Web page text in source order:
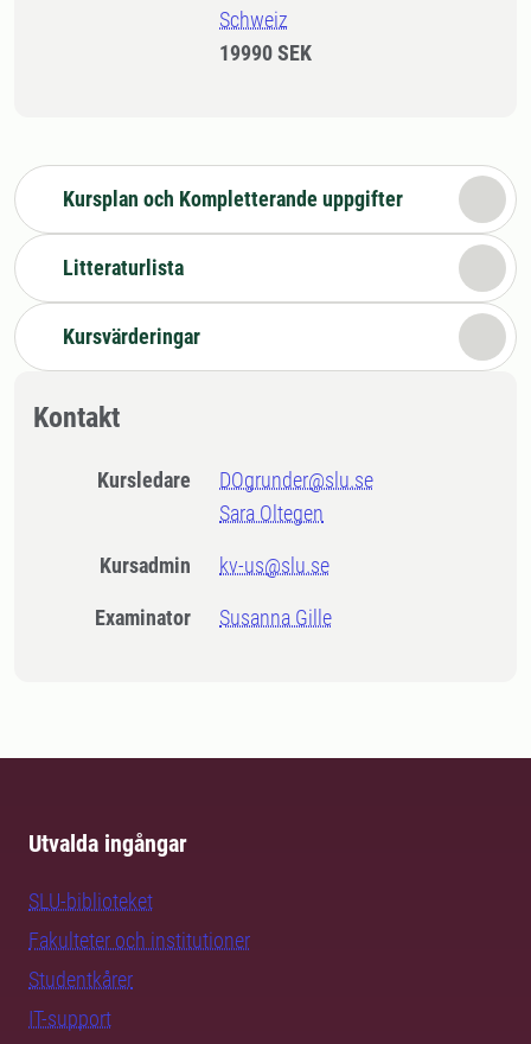
Schweiz
19990 SEK
Kursplan och Kompletterande uppgifter
Litteraturlista
Kursvärderingar
Kontakt
Kursledare
DOgrunder@slu.se
Sara Oltegen
Kursadmin kv-us@slu.se
Examinator Susanna Gille
Utvalda ingångar
SLU-biblioteket
Fakulteter och institutioner
Studentkårer
IT-support